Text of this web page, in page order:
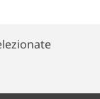
LINGUA